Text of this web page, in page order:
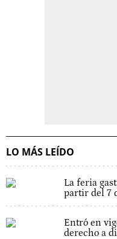
LO MÁS LEÍDO
La feria
partir del 7
Entró en
derecho a